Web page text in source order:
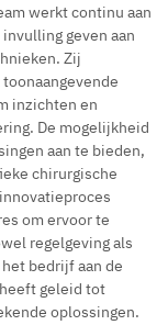
werkt continu aan
geven aan
Zij
inzichten en
De mogelijkheid
aan te bieden,
chirurgische
om ervoor te
regelgeving als
bedrijf aan de
geleid tot
oplossingen.